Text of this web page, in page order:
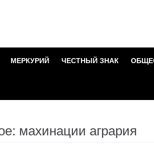
МЕРКУРИЙ ЧЕСТНЫЙ ЗНАК
махинации агрария